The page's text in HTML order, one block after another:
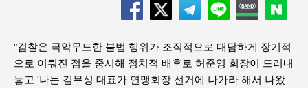
“검찰은 극악무도한 불법 행위가 조직적으로 대담하게 장기적
으로 이뤄진 점을 중시해 정치적 배후로 허준영 회장이 드러내
놓고 ‘나는 김무성 대표가 연맹회장 선거에 나가라 해서 나왔